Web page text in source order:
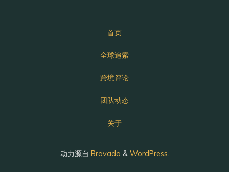
首页
全球追索
跨境评论
团队动态
关于
动力源自 Bravada & WordPress.